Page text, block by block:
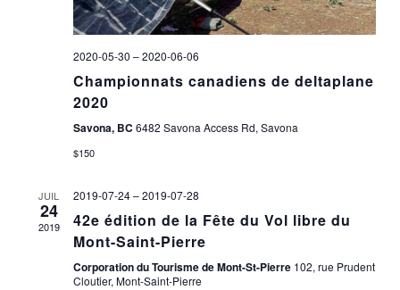
2020-05-30 –2020-06-06
Championnats canadiens de deltaplane
2020
Savona, BC 6482 Savona Access Rd, Savona
$150
JUIL
24
2019
2019-07-24–2019-07-28
42e édition de la Fête du Vol libre du
Mont-Saint-Pierre
Corporation du Tourisme de Mont-St-Pierre 102, rue Prudent
Cloutier, Mont-Saint-Pierre